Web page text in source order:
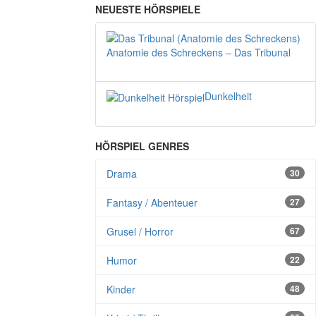
NEUESTE HÖRSPIELE
Anatomie des Schreckens – Das Tribunal
Dunkelheit
HÖRSPIEL GENRES
30
Drama
27
Fantasy / Abenteuer
67
Grusel / Horror
22
Humor
48
Kinder